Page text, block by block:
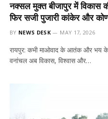
नक्सल मुक्त बीजापुर में विकास
फिर सजी पुजारी कांकेर और
BY NEWS DESK MAY 17, 2026
रायपुर: कभी माओवाद के आतंक और भय के
वनांचल अब विकास, विश्वास और…